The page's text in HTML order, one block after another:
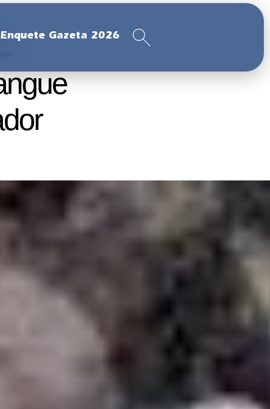
Enquete Gazeta 2026